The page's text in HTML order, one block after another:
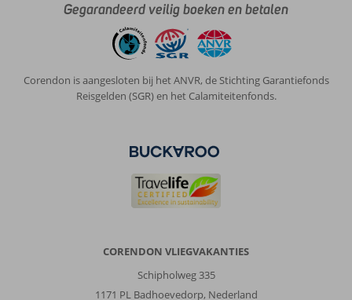
Gegarandeerd veilig boeken en betalen
Corendon is aangesloten bij het ANVR, de Stichting Garantiefonds
Reisgelden (SGR) en het Calamiteitenfonds.
CORENDON VLIEGVAKANTIES
Schipholweg 335
1171 PL Badhoevedorp, Nederland